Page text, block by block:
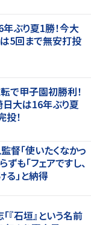
ぶり夏1勝！今大
5回まで無安打投
で甲子園初勝利！
大は16年ぶり夏
！
督「使いたくなかっ
も「フェアですし、
る」と納得
『石垣』という名前